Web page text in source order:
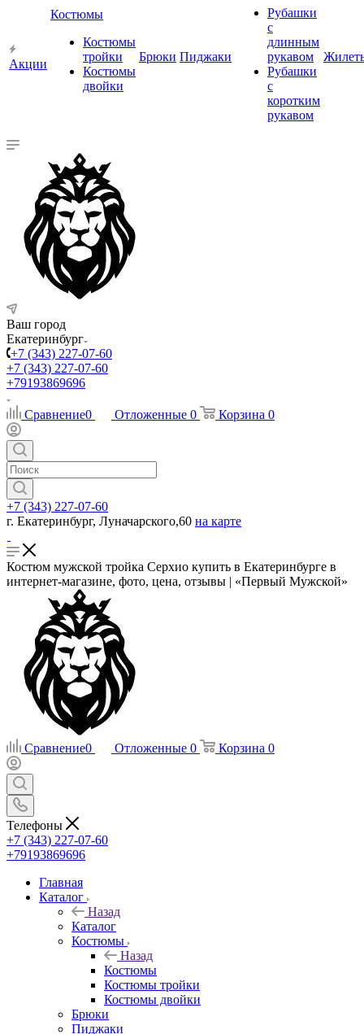
Акции
Костюмы
Костюмы
тройки
Костюмы
двойки
Брюки Пиджаки
Рубашки
с
длинным
рукавом
Рубашки
с
коротким
рукавом
Ваш город
Екатеринбург
+7 (343) 227-07-60
+7 (343) 227-07-60
+79193869696
Сравнение0 Отложенные 0 Корзина 0
+7 (343) 227-07-60
г. Екатеринбург, Луначарского,60 на карте
Костюм мужской тройка Серхио купить в Екатеринбурге в
интернет-магазине, фото, цена, отзывы | «Первый Мужской»
Сравнение0 Отложенные 0 Корзина 0
Телефоны
+7 (343) 227-07-60
+79193869696
Главная
Каталог
Назад
Каталог
Костюмы
Назад
Костюмы
Костюмы тройки
Костюмы двойки
Брюки
Пиджаки